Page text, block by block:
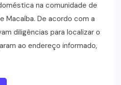
na comunidade de
Macaíba. De acordo com a
diligências para localizar o
ao endereço informado,